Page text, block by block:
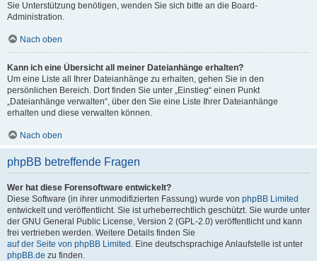
Sie Unterstützung benötigen, wenden Sie sich bitte an die Board-
Administration.
Nach oben
Kann ich eine Übersicht all meiner Dateianhänge erhalten?
Um eine Liste all Ihrer Dateianhänge zu erhalten, gehen Sie in den
persönlichen Bereich. Dort finden Sie unter „Einstieg“ einen Punkt
„Dateianhänge verwalten“, über den Sie eine Liste Ihrer Dateianhänge
erhalten und diese verwalten können.
Nach oben
phpBB betreffende Fragen
Wer hat diese Forensoftware entwickelt?
Diese Software (in ihrer unmodifizierten Fassung) wurde von phpBB Limited
entwickelt und veröffentlicht. Sie ist urheberrechtlich geschützt. Sie wurde unter
der GNU General Public License, Version 2 (GPL-2.0) veröffentlicht und kann
frei vertrieben werden. Weitere Details finden Sie
auf der Seite von phpBB Limited . Eine deutschsprachige Anlaufstelle ist unter
phpBB.de zu finden.